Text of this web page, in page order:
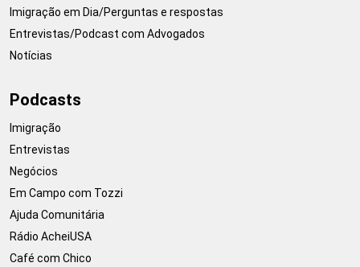
Imigração em Dia/Perguntas e respostas
Entrevistas/Podcast com Advogados
Notícias
Podcasts
Imigração
Entrevistas
Negócios
Em Campo com Tozzi
Ajuda Comunitária
Rádio AcheiUSA
Café com Chico